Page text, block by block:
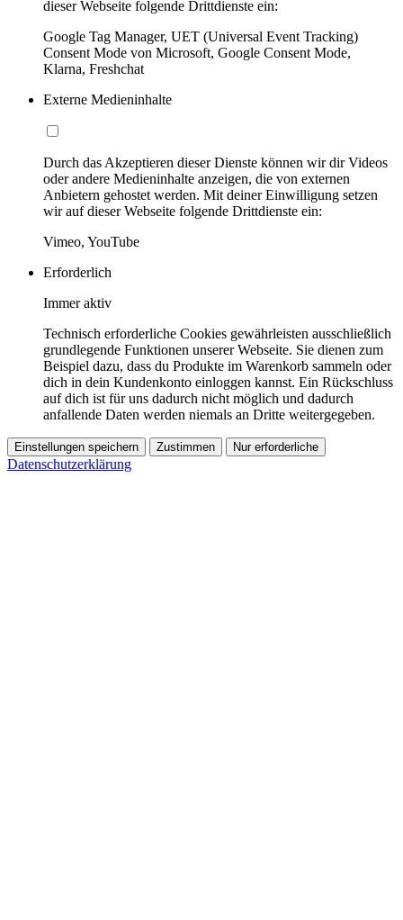
dieser Webseite folgende Drittdienste ein:
Google Tag Manager, UET (Universal Event Tracking)
Consent Mode von Microsoft, Google Consent Mode,
Klarna, Freshchat
Externe Medieninhalte
Durch das Akzeptieren dieser Dienste können wir dir Videos
oder andere Medieninhalte anzeigen, die von externen
Anbietern gehostet werden. Mit deiner Einwilligung setzen
wir auf dieser Webseite folgende Drittdienste ein:
Vimeo, YouTube
Erforderlich
Immer aktiv
Technisch erforderliche Cookies gewährleisten ausschließlich
grundlegende Funktionen unserer Webseite. Sie dienen zum
Beispiel dazu, dass du Produkte im Warenkorb sammeln oder
dich in dein Kundenkonto einloggen kannst. Ein Rückschluss
auf dich ist für uns dadurch nicht möglich und dadurch
anfallende Daten werden niemals an Dritte weitergegeben.
Einstellungen speichern Zustimmen Nur erforderliche
Datenschutzerklärung